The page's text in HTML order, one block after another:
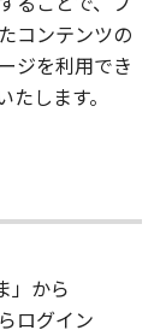
コンテンツの
ジを利用でき
します。
」から
ログイン